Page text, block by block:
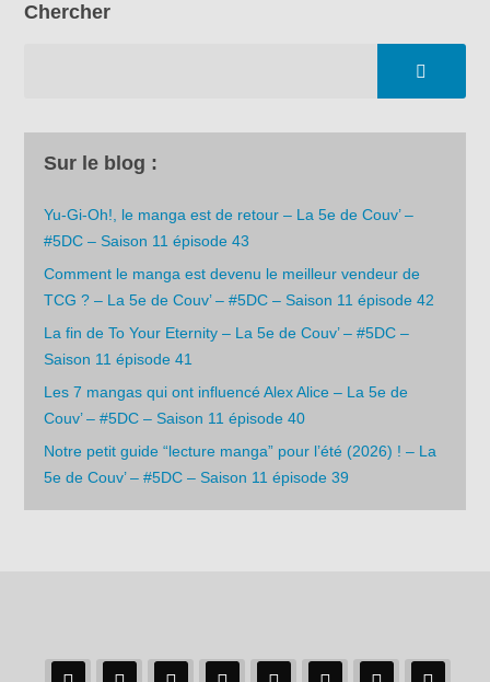
Chercher
Sur le blog :
Yu-Gi-Oh!, le manga est de retour – La 5e de Couv’ –
#5DC – Saison 11 épisode 43
Comment le manga est devenu le meilleur vendeur de
TCG ? – La 5e de Couv’ – #5DC – Saison 11 épisode 42
La fin de To Your Eternity – La 5e de Couv’ – #5DC –
Saison 11 épisode 41
Les 7 mangas qui ont influencé Alex Alice – La 5e de
Couv’ – #5DC – Saison 11 épisode 40
Notre petit guide “lecture manga” pour l’été (2026) ! – La
5e de Couv’ – #5DC – Saison 11 épisode 39